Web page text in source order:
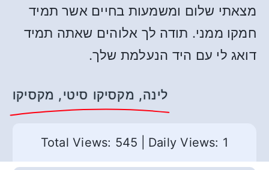
מצאתי שלום ומשמעות בחיים אשר תמיד
חמקו ממני. תודה לך אלוהים שאתה תמיד
דואג לי עם היד הנעלמת שלך.
לינה, מקסיקו סיטי, מקסיקו
Total Views: 545 Daily Views: 1